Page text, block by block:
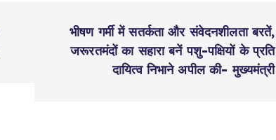
भीषण गर्मी में सतर्कता और संवेदनशीलता बरतें,
जरूरतमंदों का सहारा बनें पशु-पक्षियों के प्रति
दायित्व निभाने अपील की- मुख्यमंत्री